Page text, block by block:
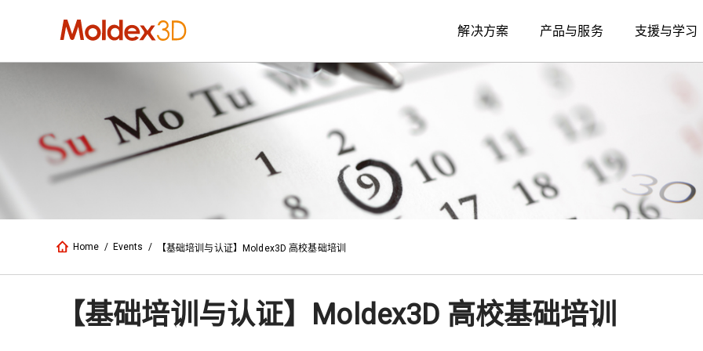
解决方案 产品与服务 支援与学习
Home / Events / 【基础培训与认证】Moldex3D 高校基础培训
【基础培训与认证】Moldex3D 高校基础培训